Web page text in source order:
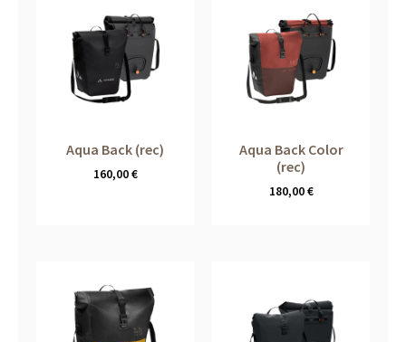
Aqua Back (rec)
160,00€
Aqua Back Color
(rec)
180,00€